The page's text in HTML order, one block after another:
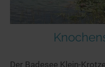
Der Badesee Klein-